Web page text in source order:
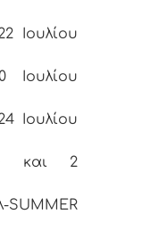
Ιουλίου
Ιουλίου
και 2
SUMMER